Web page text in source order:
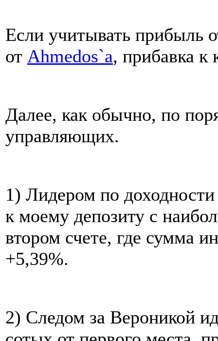
Если учитывать прибыль
от Ahmedos`а, прибавка к
Далее, как обычно, по
управляющих.
1) Лидером по
к моему депозиту с
втором счете, где сумма
+5,39%.
2) Следом за Вероникой